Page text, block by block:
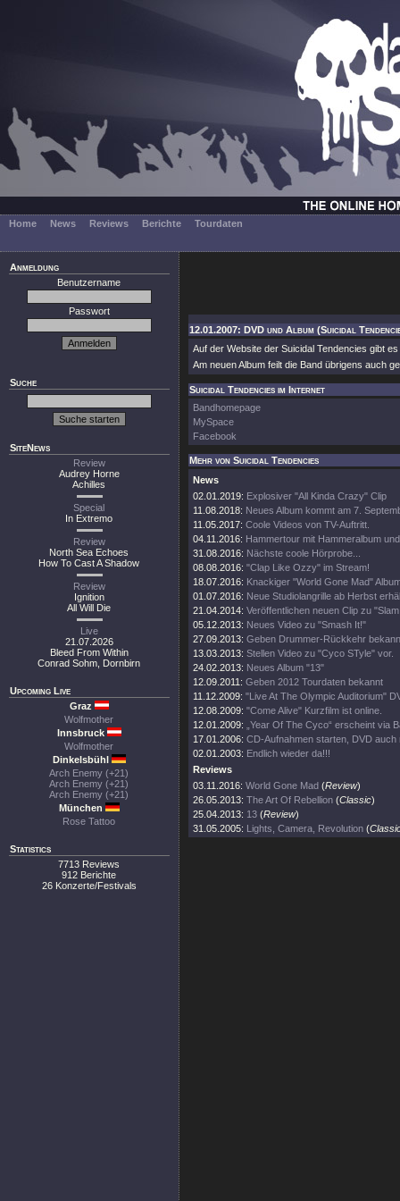
Home News Reviews Berichte Tourdaten
Anmeldung
Benutzername
Passwort
Suche
SiteNews
Review
Audrey Horne
Achilles
Special
In Extremo
Review
North Sea Echoes
How To Cast A Shadow
Review
Ignition
All Will Die
Live
21.07.2026
Bleed From Within
Conrad Sohm, Dornbirn
Upcoming Live
Graz
Wolfmother
Innsbruck
Wolfmother
Dinkelsbühl
Arch Enemy (+21)
Arch Enemy (+21)
Arch Enemy (+21)
München
Rose Tattoo
Statistics
7713 Reviews
912 Berichte
26 Konzerte/Festivals
12.01.2007: DVD und Album (Suicidal
Auf der Website der Suicidal Tendencies gibt
Am neuen Album feilt die Band übrigens auch
Suicidal Tendencies im Internet
Bandhomepage
MySpace
Facebook
Mehr von Suicidal Tendencies
News
02.01.2019: Explosiver "All Kinda Crazy" Clip
11.08.2018: Neues Album kommt am 7.
11.05.2017: Coole Videos von TV-Auftritt.
04.11.2016: Hammertour mit Hammeralbum
31.08.2016: Nächste coole Hörprobe...
08.08.2016: "Clap Like Ozzy" im Stream!
18.07.2016: Knackiger "World Gone Mad"
01.07.2016: Neue Studiolangrille ab Herbst
21.04.2014: Veröffentlichen neuen Clip zu
05.12.2013: Neues Video zu "Smash It!"
27.09.2013: Geben Drummer-Rückkehr
13.03.2013: Stellen Video zu "Cyco STyle" vor.
24.02.2013: Neues Album "13"
12.09.2011: Geben 2012 Tourdaten bekannt
11.12.2009: "Live At The Olympic Auditorium"
12.08.2009: "Come Alive" Kurzfilm ist online.
12.01.2009:
„Year Of The Cyco“ erscheint via
17.01.2006: CD-Aufnahmen starten, DVD auch
02.01.2003: Endlich wieder da!!!
Reviews
03.11.2016: World Gone Mad (Review)
26.05.2013: The Art Of Rebellion (Classic)
25.04.2013: 13 (Review)
31.05.2005: Lights, Camera, Revolution (